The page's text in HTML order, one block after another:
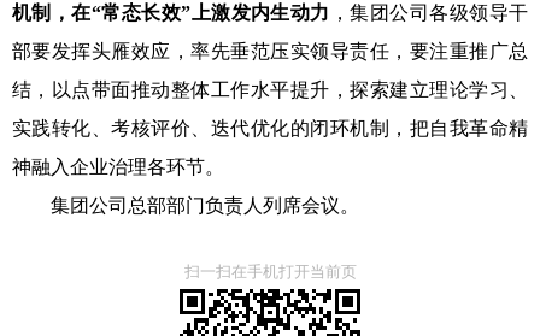
机制，在“常态长效”上激发内生动力 ，集团公司各级领导干
部要发挥头雁效应，率先垂范压实领导责任，要注重推广总
结，以点带面推动整体工作水平提升，探索建立理论学习、
实践转化、考核评价、迭代优化的闭环机制，把自我革命精
神融入企业治理各环节。
集团公司总部部门负责人列席会议。
扫一扫在手机打开当前页